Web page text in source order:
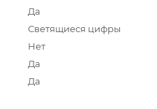
Да
Светящиеся цифры
Нет
Да
Да